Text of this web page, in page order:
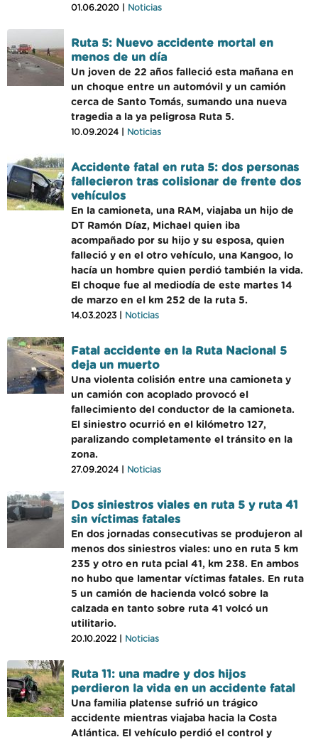
01.06.2020 | Noticias
Ruta 5: Nuevo accidente mortal en
menos de un día
Un joven de 22 años falleció esta mañana en
un choque entre un automóvil y un camión
cerca de Santo Tomás, sumando una nueva
tragedia a la ya peligrosa Ruta 5.
10.09.2024 | Noticias
Accidente fatal en ruta 5: dos personas
fallecieron tras colisionar de frente dos
vehículos
En la camioneta, una RAM, viajaba un hijo de
DT Ramón Díaz, Michael quien iba
acompañado por su hijo y su esposa, quien
falleció y en el otro vehículo, una Kangoo, lo
hacía un hombre quien perdió también la vida.
El choque fue al mediodía de este martes 14
de marzo en el km 252 de la ruta 5.
14.03.2023 | Noticias
Fatal accidente en la Ruta Nacional 5
deja un muerto
Una violenta colisión entre una camioneta y
un camión con acoplado provocó el
fallecimiento del conductor de la camioneta.
El siniestro ocurrió en el kilómetro 127,
paralizando completamente el tránsito en la
zona.
27.09.2024 | Noticias
Dos siniestros viales en ruta 5 y ruta 41
sin víctimas fatales
En dos jornadas consecutivas se produjeron al
menos dos siniestros viales: uno en ruta 5 km
235 y otro en ruta pcial 41, km 238. En ambos
no hubo que lamentar víctimas fatales. En ruta
5 un camión de hacienda volcó sobre la
calzada en tanto sobre ruta 41 volcó un
utilitario.
20.10.2022 | Noticias
Ruta 11: una madre y dos hijos
perdieron la vida en un accidente fatal
Una familia platense sufrió un trágico
accidente mientras viajaba hacia la Costa
Atlántica. El vehículo perdió el control y